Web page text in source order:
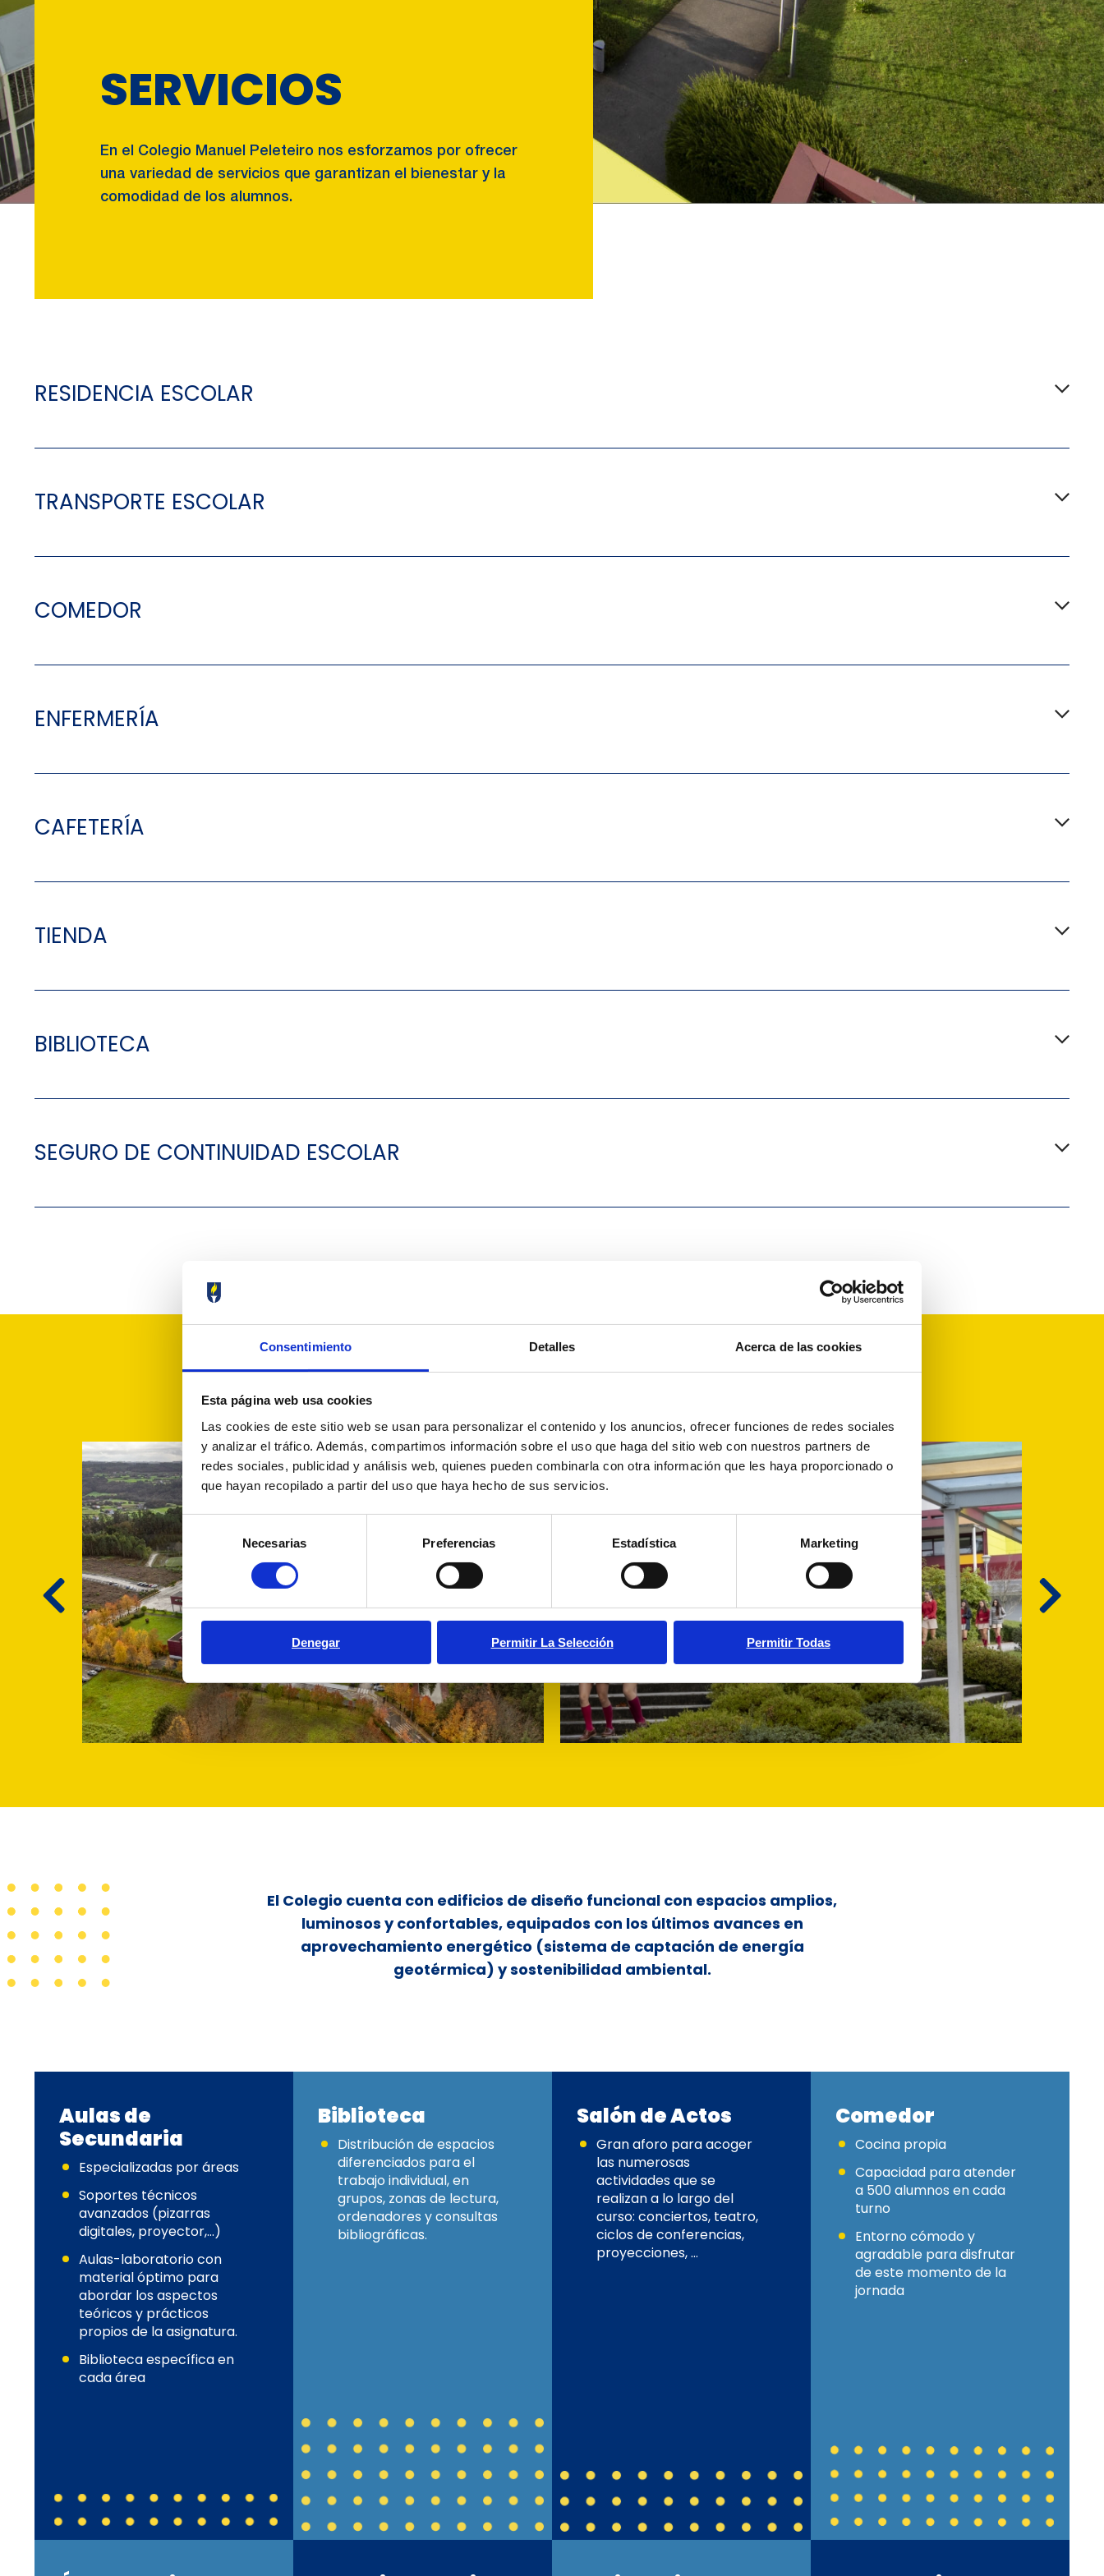
Consentimiento Detalles Acerca de las cookies
Esta página web usa cookies
Las cookies de este sitio web se usan para personalizar el contenido y los anuncios, ofrecer funciones de redes sociales
y analizar el tráfico. Además, compartimos información sobre el uso que haga del sitio web con nuestros partners de
redes sociales, publicidad y análisis web, quienes pueden combinarla con otra información que les haya proporcionado o
que hayan recopilado a partir del uso que haya hecho de sus servicios.
de
consentimiento
Necesarias Preferencias Estadística Marketing
Denegar Permitir La Selección Permitir Todas
SERVICIOS
En el Colegio Manuel Peleteiro nos esforzamos por ofrecer
una variedad de servicios que garantizan el bienestar y la
comodidad de los alumnos.
RESIDENCIA ESCOLAR
TRANSPORTE ESCOLAR
COMEDOR
ENFERMERÍA
CAFETERÍA
TIENDA
BIBLIOTECA
SEGURO DE CONTINUIDAD ESCOLAR
El Colegio cuenta con edificios de diseño funcional con espacios amplios,
luminosos y confortables, equipados con los últimos avances en
aprovechamiento energético (sistema de captación de energía
geotérmica) y sostenibilidad ambiental.
Aulas de
Secundaria
Especializadas por áreas
Soportes técnicos
avanzados (pizarras
digitales, proyector,…)
Aulas-laboratorio con
material óptimo para
abordar los aspectos
teóricos y prácticos
propios de la asignatura.
Biblioteca específica en
cada área
Biblioteca
Distribución de espacios
diferenciados para el
trabajo individual, en
grupos, zonas de lectura,
ordenadores y consultas
bibliográficas.
Salón de Actos
Gran aforo para acoger
las numerosas
actividades que se
realizan a lo largo del
curso: conciertos, teatro,
ciclos de conferencias,
proyecciones, …
Comedor
Cocina propia
Capacidad para atender
a 500 alumnos en cada
turno
Entorno cómodo y
agradable para disfrutar
de este momento de la
jornada